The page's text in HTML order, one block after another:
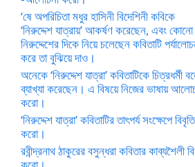
‘ষে অপরিচিতা মধুর হাসিনী বিদেশিনী কবিকে
‘নিরুদ্দেশ যাত্রায়’ আকর্ষণ করেছেন, এবং কোনো
নিরুদ্দেশের দিকে নিয়ে চলেছেন কবিতাটি
করে তা বুঝিয়ে দাও।
অনেকে ‘নিরুদ্দেশ যাত্রা’ কবিতাটিকে চিত্রধর্মী
ব্যাখ্যা করেছেন। এ বিষয়ে নিজের ভাষায়
করো।
‘নিরুদ্দেশ যাত্রা’ কবিতাটির তাৎপর্য সংক্ষেপে বিবৃতি
করো।
রবীন্দ্রনাথ ঠাকুরের বসুন্ধরা কবিতার কাব্যশৈলী